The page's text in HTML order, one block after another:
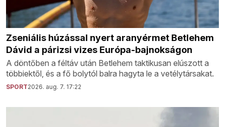
Zseniális húzással nyert aranyérmet Betlehem
Dávid a párizsi vizes Európa-bajnokságon
A döntőben a féltáv után Betlehem taktikusan elúszott a
többiektől, és a fő bolytól balra hagyta le a vetélytársakat.
SPORT2026. aug. 7. 17:22